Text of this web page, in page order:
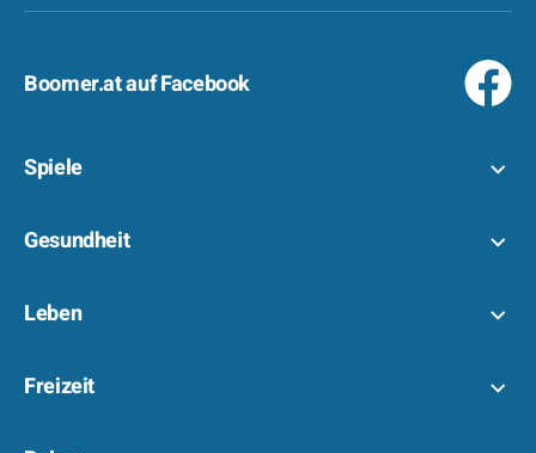
Boomer.at auf Facebook
Spiele
Gesundheit
Leben
Freizeit